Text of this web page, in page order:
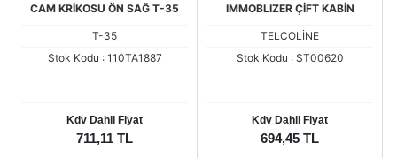
CAM KRİKOSU ÖN SAĞ T-35
T-35
Stok Kodu : 110TA1887
Kdv Dahil Fiyat
711,11 TL
IMMOBLIZER ÇİFT KABİN
TELCOLİNE
Stok Kodu : ST00620
Kdv Dahil Fiyat
694,45 TL